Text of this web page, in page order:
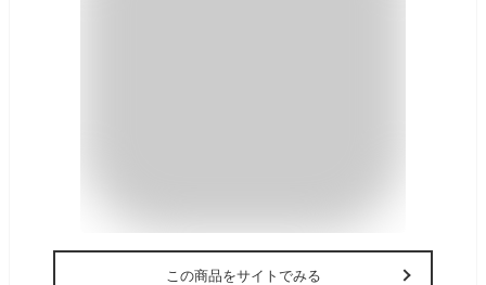
この商品をサイトでみる